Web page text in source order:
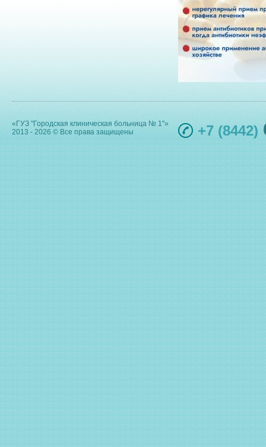
«ГУЗ "Городская клиническая больница № 1"»
2013 - 2026 © Все права защищены
+7 (8442)